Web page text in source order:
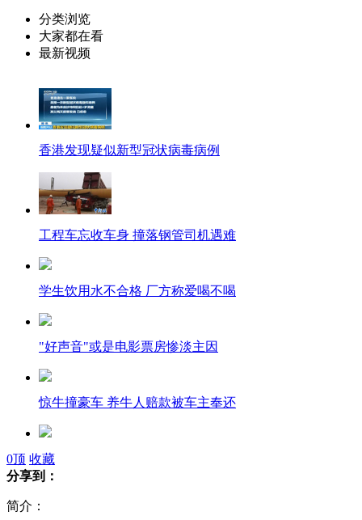
分类浏览
大家都在看
最新视频
香港发现疑似新型冠状病毒病例
工程车忘收车身 撞落钢管司机遇难
学生饮用水不合格 厂方称爱喝不喝
"好声音"或是电影票房惨淡主因
惊牛撞豪车 养牛人赔款被车主奉还
女生发帖雇"高胖壮"拎土特产返校
德国3岁女孩背唐诗萌翻网友
0顶 收藏
分享到：
简介：